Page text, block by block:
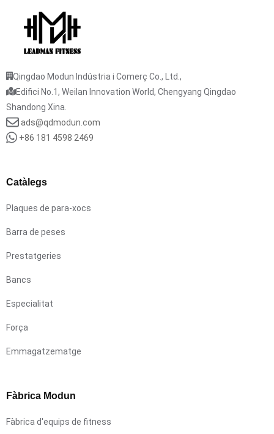
Qingdao Modun Indústria i Comerç Co., Ltd.,
Edifici No.1, Weilan Innovation World, Chengyang Qingdao
Shandong Xina.
ads@qdmodun.com
+86 181 4598 2469
Catàlegs
Plaques de para-xocs
Barra de peses
Prestatgeries
Bancs
Especialitat
Força
Emmagatzematge
Fàbrica Modun
Fàbrica d'equips de fitness